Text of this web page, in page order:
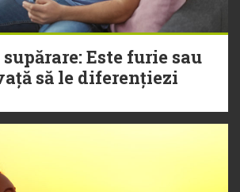
Este furie sau
să le diferențiezi